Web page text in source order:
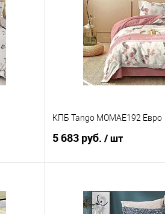
КПБ Tango MOMAE192 Евро
5 683 руб. / шт